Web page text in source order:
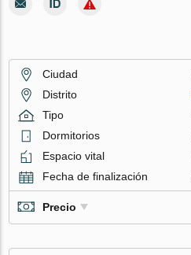
Ciudad
Distrito
Tipo
Dormitorios
Espacio vital
Fecha de finalización
Precio